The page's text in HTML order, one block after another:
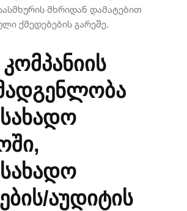
მხრიდან დამატებით
ქმედებების გარეშე.
აუდიტის